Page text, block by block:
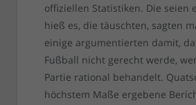
offiziellen Statistiken. Die seien
hieß es, die täuschten, sagten
einige argumentierten damit,
Fußball nicht gerecht werde,
Partie rational behandelt.
höchstem Maße ergebene